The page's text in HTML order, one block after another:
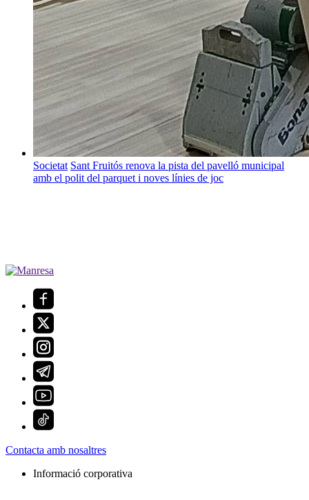
Societat Sant Fruitós renova la pista del pavelló municipal
amb el polit del parquet i noves línies de joc
Contacta amb nosaltres
Informació corporativa